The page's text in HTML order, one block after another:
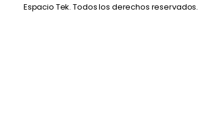
Espacio Tek. Todos los derechos reservados.